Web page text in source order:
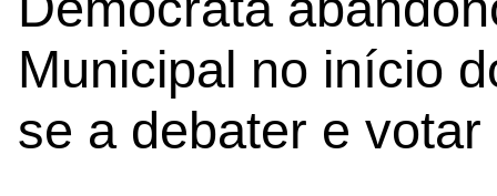
Municipal no início
se a debater e